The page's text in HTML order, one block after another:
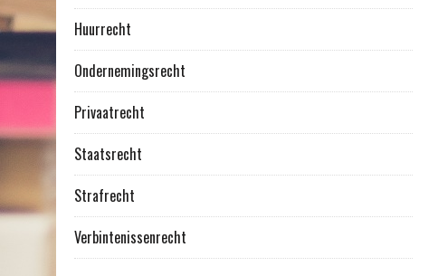
Huurrecht
Ondernemingsrecht
Privaatrecht
Staatsrecht
Strafrecht
Verbintenissenrecht